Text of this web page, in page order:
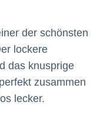
der schönsten
lockere
das knusprige
zusammen
lecker.